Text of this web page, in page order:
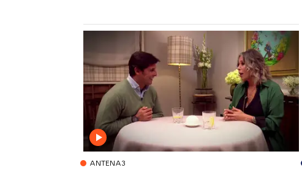
ANTENA3